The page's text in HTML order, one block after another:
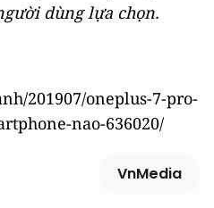
dùng lựa chọn.
201907/oneplus-7-pro-
nao-636020/
VnMedia